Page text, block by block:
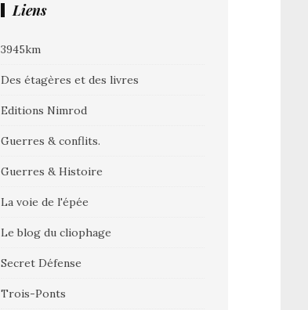
Liens
3945km
Des étagères et des livres
Editions Nimrod
Guerres & conflits.
Guerres & Histoire
La voie de l'épée
Le blog du cliophage
Secret Défense
Trois-Ponts